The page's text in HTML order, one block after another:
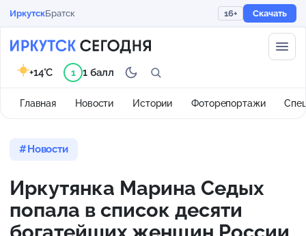
ИркутскБратск 16+ Скачать
Главная Новости Истории Фоторепортажи
+14°C 1 1 балл
Новости
Иркутянка Марина Седых
попала в список десяти